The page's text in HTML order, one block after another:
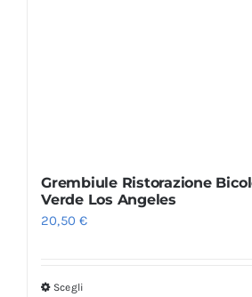
Grembiule Ristorazione
Verde Los Angeles
20,50€
Scegli